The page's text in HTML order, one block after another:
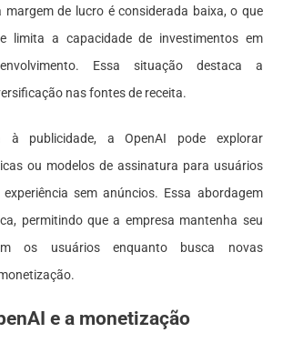
margem de lucro é considerada baixa, o que
limita a capacidade de investimentos em
Essa situação destaca a
nas fontes de receita.
à publicidade, a OpenAI pode explorar
ou modelos de assinatura para usuários
sem anúncios. Essa abordagem
permitindo que a empresa mantenha seu
os usuários enquanto busca novas
e a monetização